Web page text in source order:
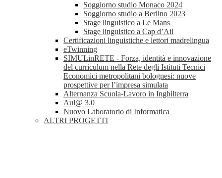
Soggiorno studio Monaco 2024
Soggiorno studio a Berlino 2023
Stage linguistico a Le Mans
Stage linguistico a Cap d’Ail
Certificazioni linguistiche e lettori madrelingua
eTwinning
SIMULinRETE - Forza, identità e innovazione
del curriculum nella Rete degli Istituti Tecnici
Economici metropolitani bolognesi: nuove
prospettive per l’impresa simulata
Alternanza Scuola-Lavoro in Inghilterra
Aul@ 3.0
Nuovo Laboratorio di Informatica
ALTRI PROGETTI